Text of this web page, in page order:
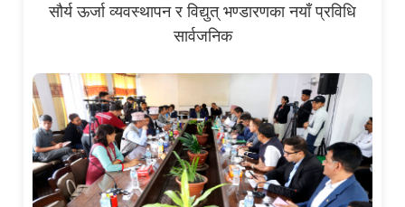
सौर्य ऊर्जा व्यवस्थापन र विद्युत् भण्डारणका नयाँ प्रविधि
सार्वजनिक